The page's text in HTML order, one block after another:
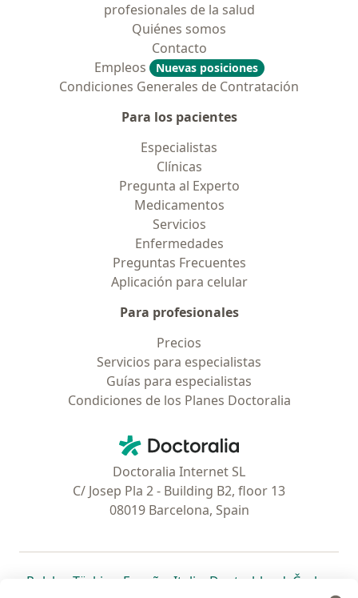
profesionales de la salud
Quiénes somos
Contacto
Empleos
Nuevas posiciones
Condiciones Generales de Contratación
Para los pacientes
Especialistas
Clínicas
Pregunta al Experto
Medicamentos
Servicios
Enfermedades
Preguntas Frecuentes
Aplicación para celular
Para profesionales
Precios
Servicios para especialistas
Guías para especialistas
Condiciones de los Planes Doctoralia
Doctoralia - Página de inicio
Doctoralia Internet SL
C/ Josep Pla 2 - Building B2, floor 13
08019 Barcelona, Spain
Polska se abre en una nueva pestaña
Türkiye se abre en una nueva pestaña
España se abre en una nueva pestaña
Italia se abre en una nueva
Deutschlandse abre en
Česko